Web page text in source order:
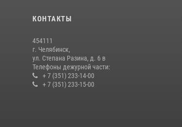
КОНТАКТЫ
454111
г. Челябинск,
ул. Степана Разина, д. 6 в
Телефоны дежурной части:
+ 7 (351) 233-14-00
+ 7 (351) 233-15-00